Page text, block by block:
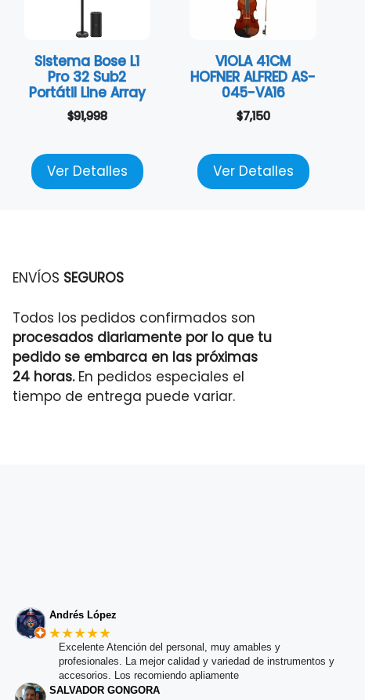
Sistema Bose L1
Pro 32 Sub2
Portátil Line Array
$91,998
Ver Detalles
VIOLA 41CM
HOFNER ALFRED AS-
045-VA16
$7,150
Ver Detalles
ENVÍOS SEGUROS
Todos los pedidos confirmados son
procesados diariamente por lo que tu
pedido se embarca en las próximas
24 horas.En pedidos especiales el
tiempo de entrega puede variar.
Andrés López
★★★★★
Excelente Atención del personal, muy amables y
profesionales. La mejor calidad y variedad de instrumentos y
accesorios. Los recomiendo apliamente
SALVADOR GONGORA